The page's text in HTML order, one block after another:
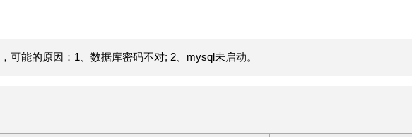
可能的原因：1、数据库密码不对; 2、mysql未启动。